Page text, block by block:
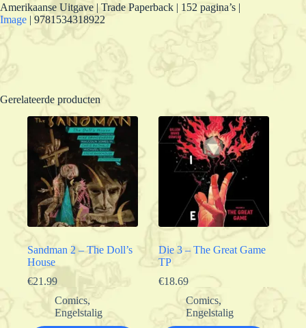
Amerikaanse Uitgave | Trade Paperback | 152 pagina’s |
Image | 9781534318922
Gerelateerde producten
Sandman 2 – The Doll’s
House
€21.99
Comics,
Engelstalig
Die 3 – The Great Game
TP
€18.69
Comics,
Engelstalig